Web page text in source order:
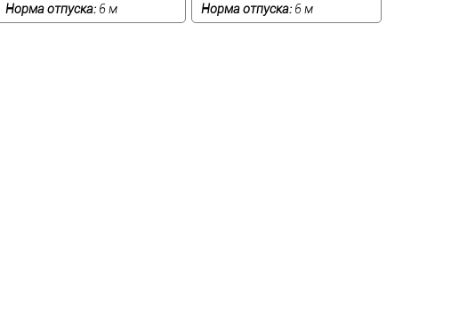
Норма отпуска:6 м Норма отпуска: 6 м